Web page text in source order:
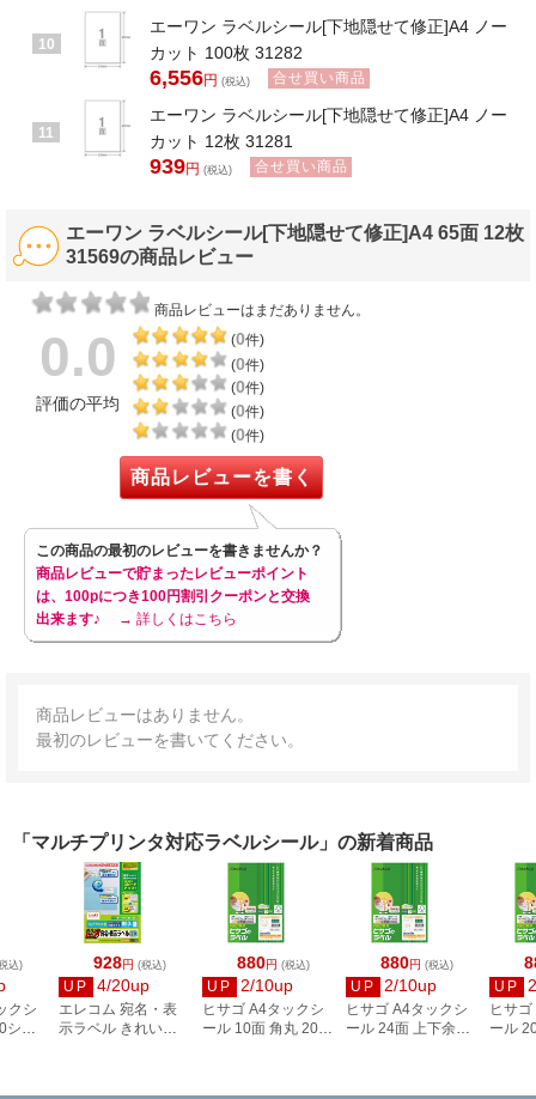
10
エーワン ラベルシール[下地隠せて修正]A4 ノー
カット 100枚 31282
6,556円 (税込) 合せ買い商品
11
エーワン ラベルシール[下地隠せて修正]A4 ノー
カット 12枚 31281
939円 (税込) 合せ買い商品
エーワン ラベルシール[下地隠せて修正]A4 65面 12枚
31569の商品レビュー
商品レビューはまだありません。
0.0
評価の平均
(0件)
(0件)
(0件)
(0件)
(0件)
商品レビューを書く
この商品の最初のレビューを書きませんか？
商品レビューで貯まったレビューポイント
は、100pにつき100円割引クーポンと交換
出来ます♪
→ 詳しくはこちら
商品レビューはありません。
最初のレビューを書いてください。
「マルチプリンタ対応ラベルシール」の新着商品
928円 (税込)
UP 4/20up
エレコム 宛名・表
示ラベル きれい貼
880円 (税込)
UP 2/10up
ヒサゴ A4タックシ
ール 10面 角丸 20シ
880円 (税込)
UP 2/10up
ヒサゴ A4タックシ
ール 24面 上下余白
UP
ヒサ
ール
込)
クシ
シー